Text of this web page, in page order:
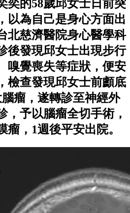
奕的58歲邱女士日前突
以為自己是身心方面出
北慈濟醫院身心醫學科
後發現邱女士出現步行
嗅覺喪失等症狀，便安
檢查發現邱女士前顱底
瘤，遂轉診至神經外
，予以腦瘤全切手術，
瘤，1週後平安出院。